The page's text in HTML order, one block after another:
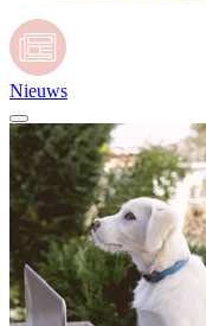
Nieuws